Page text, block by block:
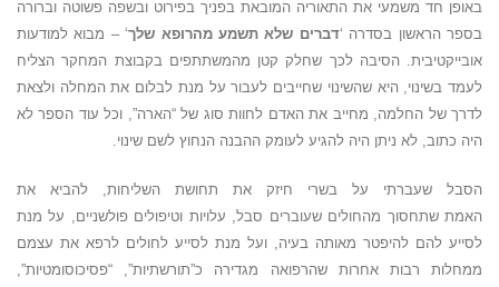
באופן חד משמעי את התאוריה המובאת בפניך בפירוט ובשפה פשוטה וברורה
בספר הראשון בסדרה ‘דברים שלא תשמע מהרופא שלך‘ – מבוא למודעות
אובייקטיבית. הסיבה לכך שחלק קטן מהמשתתפים בקבוצת המחקר הצליח
לעמד בשינוי, היא שהשינוי שחייבים לעבור על מנת לבלום את המחלה ולצאת
לדרך של החלמה, מחייב את האדם לחוות סוג של “הארה”, וכל עוד הספר לא
היה כתוב, לא ניתן היה להגיע לעומק ההבנה הנחוץ לשם שינוי.
הסבל שעברתי על בשרי חיזק את תחושת השליחות, להביא את
האמת שתחסוך מהחולים שעוברים סבל, עלויות וטיפולים פולשניים, על מנת
לסייע להם להיפטר מאותה בעיה, ועל מנת לסייע לחולים לרפא את עצמם
ממחלות רבות אחרות שהרפואה מגדירה כ”תורשתיות”, “פסיכוסומטיות”,